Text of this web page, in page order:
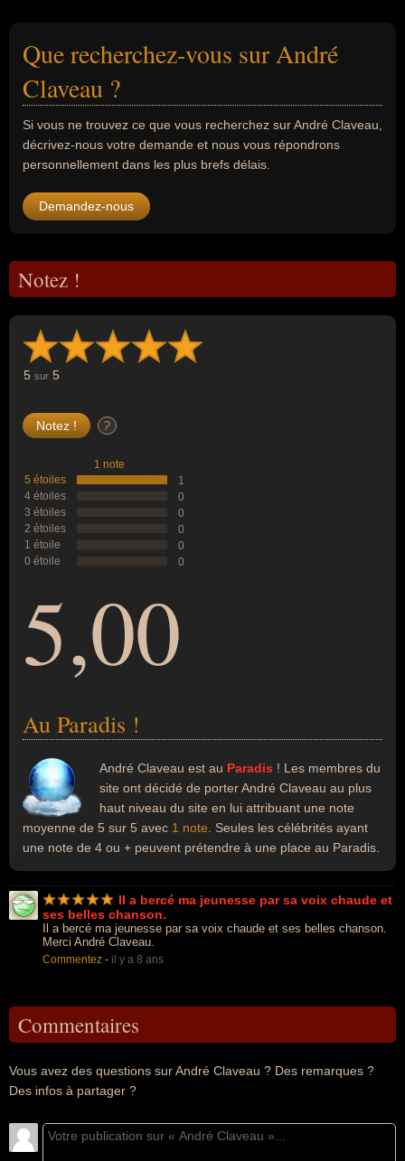
Que recherchez-vous sur André
Claveau ?
Si vous ne trouvez ce que vous recherchez sur André Claveau,
décrivez-nous votre demande et nous vous répondrons
personnellement dans les plus brefs délais.
Demandez-nous
Notez !
5 sur 5
?
1 note
5 étoiles
1
4 étoiles
0
3 étoiles
0
2 étoiles
0
1 étoile
0
0 étoile
0
5,00
Au Paradis !
André Claveau est au Paradis ! Les membres du
site ont décidé de porter André Claveau au plus
haut niveau du site en lui attribuant une note
moyenne de 5 sur 5 avec 1 note . Seules les célébrités ayant
une note de 4 ou + peuvent prétendre à une place au Paradis.
Il a bercé ma jeunesse par sa voix chaude et
ses belles chanson.
Il a bercé ma jeunesse par sa voix chaude et ses belles chanson.
Merci André Claveau.
Commentez - il y a 8 ans
Commentaires
Vous avez des questions sur André Claveau ? Des remarques ?
Des infos à partager ?